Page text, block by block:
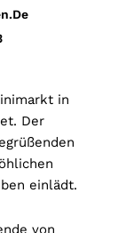
in
Der
einlädt.
von